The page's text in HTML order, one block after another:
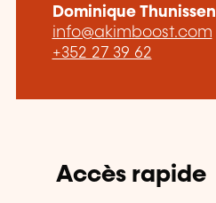
Dominique Thunissen
info@akimboost.com
+352 27 39 62
Accès rapide